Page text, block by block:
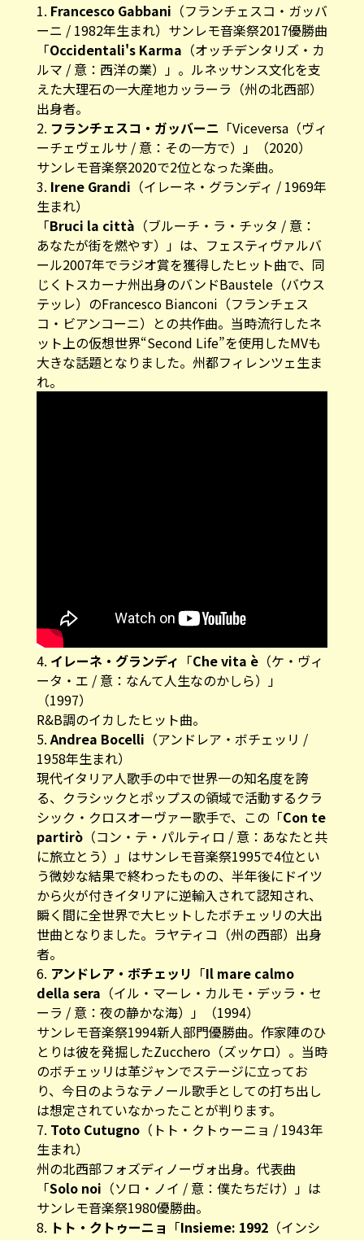
1. Francesco Gabbani （フランチェスコ・ガッバ
ーニ / 1982年生まれ）サンレモ音楽祭2017優勝曲
「Occidentali's Karma （オッチデンタリズ・カ
ルマ / 意：西洋の業）」。ルネッサンス文化を支
えた大理石の一大産地カッラーラ（州の北西部）
出身者。
2. フランチェスコ・ガッバーニ 「Viceversa（ヴィ
ーチェヴェルサ / 意：その一方で）」（2020）
サンレモ音楽祭2020で2位となった楽曲。
3. Irene Grandi （イレーネ・グランディ / 1969年
生まれ）
「Bruci la città （ブルーチ・ラ・チッタ / 意：
あなたが街を燃やす）」は、フェスティヴァルバ
ール2007年でラジオ賞を獲得したヒット曲で、同
じくトスカーナ州出身のバンドBaustele（バウス
テッレ）のFrancesco Bianconi（フランチェス
コ・ビアンコーニ）との共作曲。当時流行したネ
ット上の仮想世界“Second Life”を使用したMVも
大きな話題となりました。州都フィレンツェ生ま
れ。
4. イレーネ・グランディ 「Che vita è（ケ・ヴィ
ータ・エ / 意：なんて人生なのかしら）」
（1997）
R&B調のイカしたヒット曲。
5.Andrea Bocelli （アンドレア・ボチェッリ /
1958年生まれ）
現代イタリア人歌手の中で世界一の知名度を誇
る、クラシックとポップスの領域で活動するクラ
シック・クロスオーヴァー歌手で、この「Con te
partirò（コン・テ・パルティロ / 意：あなたと共
に旅立とう）」はサンレモ音楽祭1995で4位とい
う微妙な結果で終わったものの、半年後にドイツ
から火が付きイタリアに逆輸入されて認知され、
瞬く間に全世界で大ヒットしたボチェッリの大出
世曲となりました。ラヤティコ（州の西部）出身
者。
6. アンドレア・ボチェッリ 「Il mare calmo
della sera （イル・マーレ・カルモ・デッラ・セ
ーラ / 意：夜の静かな海）」（1994）
サンレモ音楽祭1994新人部門優勝曲。作家陣のひ
とりは彼を発掘したZucchero（ズッケロ）。当時
のボチェッリは革ジャンでステージに立ってお
り、今日のようなテノール歌手としての打ち出し
は想定されていなかったことが判ります。
7. Toto Cutugno（トト・クトゥーニョ / 1943年
生まれ）
州の北西部フォズディノーヴォ出身。代表曲
「Solo noi （ソロ・ノイ / 意：僕たちだけ）」は
サンレモ音楽祭1980優勝曲。
8. トト・クトゥーニョ 「Insieme: 1992（インシ